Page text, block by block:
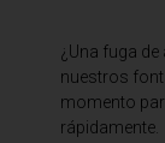
¿Una fuga de
nuestros
momento
rápidamente.